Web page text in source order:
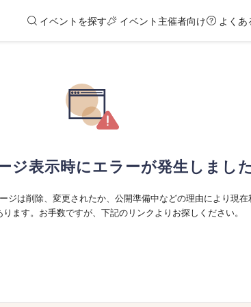
イベントを探す イベント主催者向け よくあ
ジ表示時にエラーが発生しました
ジは削除、変更されたか、公開準備中などの理由により現在
ます。お手数ですが、下記のリンクよりお探しください。